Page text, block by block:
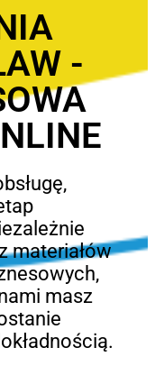
-
materiałów
masz